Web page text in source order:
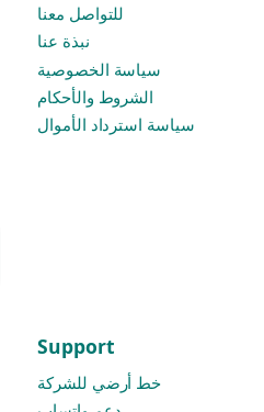
للتواصل معنا
نبذة عنا
سياسة الخصوصية
الشروط والأحكام
سياسة استرداد الأموال
Support
خط أرضي للشركة